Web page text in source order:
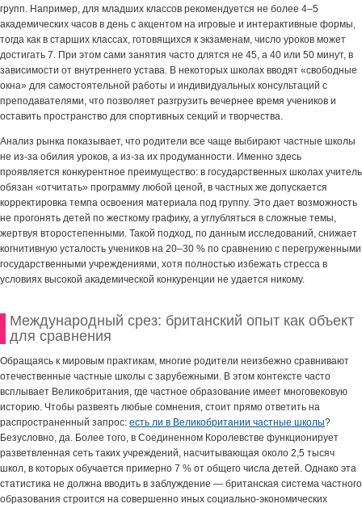
групп. Например, для младших классов рекомендуется не более 4–5
академических часов в день с акцентом на игровые и интерактивные формы,
тогда как в старших классах, готовящихся к экзаменам, число уроков может
достигать 7. При этом сами занятия часто длятся не 45, а 40 или 50 минут, в
зависимости от внутреннего устава. В некоторых школах вводят «свободные
окна» для самостоятельной работы и индивидуальных консультаций с
преподавателями, что позволяет разгрузить вечернее время учеников и
оставить пространство для спортивных секций и творчества.
Анализ рынка показывает, что родители все чаще выбирают частные школы
не из-за обилия уроков, а из-за их продуманности. Именно здесь
проявляется конкурентное преимущество: в государственных школах учитель
обязан «отчитать» программу любой ценой, в частных же допускается
корректировка темпа освоения материала под группу. Это дает возможность
не прогонять детей по жесткому графику, а углубляться в сложные темы,
жертвуя второстепенными. Такой подход, по данным исследований, снижает
когнитивную усталость учеников на 20–30 % по сравнению с перегруженными
государственными учреждениями, хотя полностью избежать стресса в
условиях высокой академической конкуренции не удается никому.
Международный срез: британский опыт как объект
для сравнения
Обращаясь к мировым практикам, многие родители неизбежно сравнивают
отечественные частные школы с зарубежными. В этом контексте часто
всплывает Великобритания, где частное образование имеет многовековую
историю. Чтобы развеять любые сомнения, стоит прямо ответить на
распространенный запрос: есть ли в Великобритании частные школы?
Безусловно, да. Более того, в Соединенном Королевстве функционирует
разветвленная сеть таких учреждений, насчитывающая около 2,5 тысяч
школ, в которых обучается примерно 7 % от общего числа детей. Однако эта
статистика не должна вводить в заблуждение — британская система частного
образования строится на совершенно иных социально-экономических